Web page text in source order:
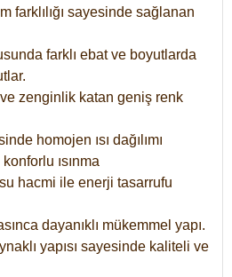
farklılığı sayesinde sağlanan
farklı ebat ve boyutlarda
zenginlik katan geniş renk
homojen ısı dağılımı
ısınma
hacmi ile enerji tasarrufu
dayanıklı mükemmel yapı.
yapısı sayesinde kaliteli ve